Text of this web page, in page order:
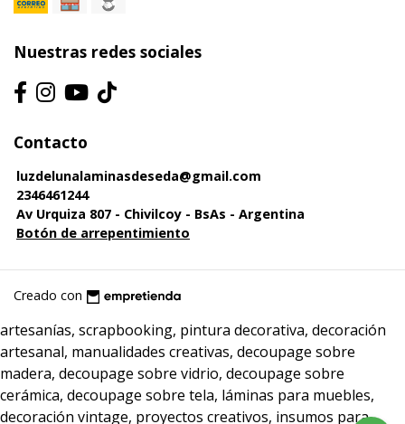
Nuestras redes sociales
Contacto
luzdelunalaminasdeseda@gmail.com
2346461244
Av Urquiza 807 - Chivilcoy - BsAs - Argentina
Botón de arrepentimiento
Creado con
artesanías, scrapbooking, pintura decorativa, decoración
artesanal, manualidades creativas, decoupage sobre
madera, decoupage sobre vidrio, decoupage sobre
cerámica, decoupage sobre tela, láminas para muebles,
decoración vintage, proyectos creativos, insumos para